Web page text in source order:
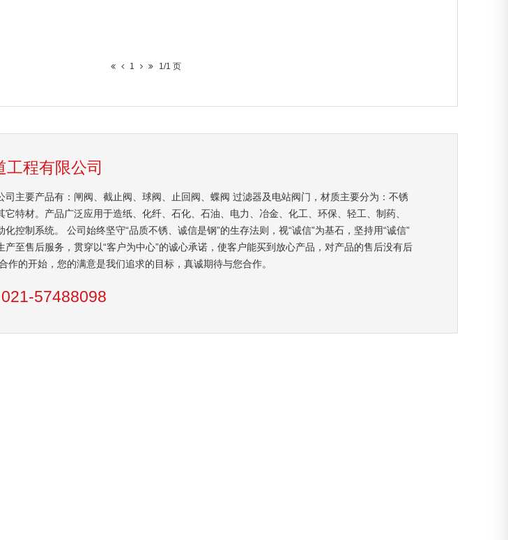
1 1/1 页
工程有限公司
司主要产品有：闸阀、截止阀、球阀、止回阀、蝶阀 过滤器及电站阀门，材质主要分为：不锈
特材。产品广泛应用于造纸、化纤、石化、石油、电力、冶金、化工、环保、轻工、制药、
控制系统。 公司始终坚守“品质不锈、诚信是钢”的生存法则，视“诚信”为基石，坚持用“诚信”
至售后服务，贯穿以“客户为中心”的诚心承诺，使客户能买到放心产品，对产品的售后没有后
作的开始，您的满意是我们追求的目标，真诚期待与您合作。
021-57488098